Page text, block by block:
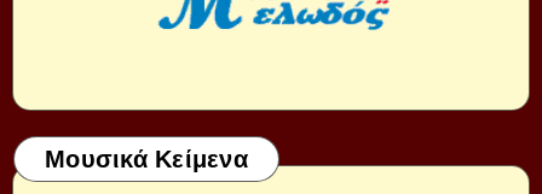
Μουσικά Κείμενα